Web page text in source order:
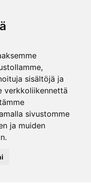
sisältöjä ja
verkkoliikennettä
sivustomme
ja muiden